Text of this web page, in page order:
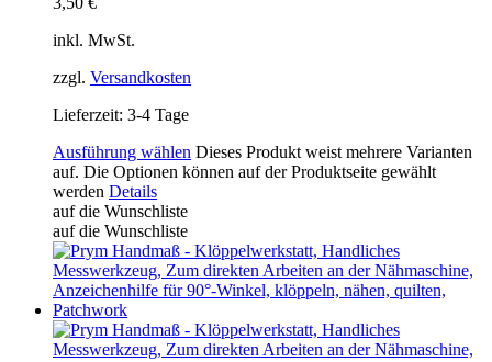
inkl. MwSt.
zzgl. Versandkosten
Lieferzeit: 3-4 Tage
Ausführung wählen Dieses Produkt weist mehrere Varianten
auf. Die Optionen können auf der Produktseite gewählt
werden Details
auf die Wunschliste
auf die Wunschliste